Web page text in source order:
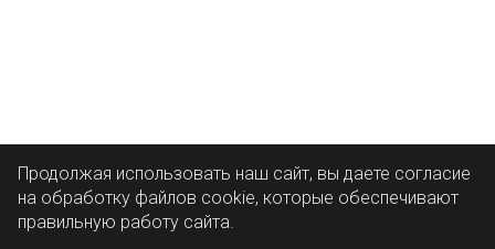
Продолжая использовать наш сайт, вы даете согласие
на обработку файлов cookie, которые обеспечивают
правильную работу сайта.